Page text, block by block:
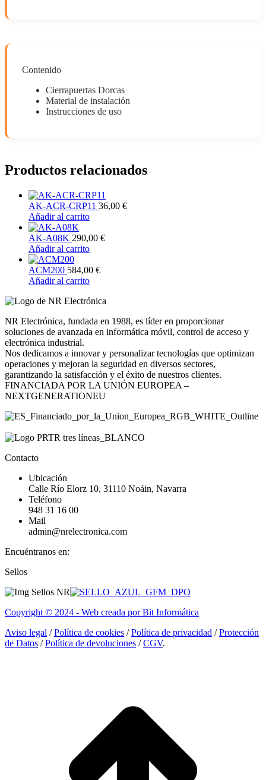
Contenido
Cierrapuertas Dorcas
Material de instalación
Instrucciones de uso
Productos relacionados
AK-ACR-CRP11 36,00 €
Añadir al carrito
AK-A08K 290,00 €
Añadir al carrito
ACM200 584,00 €
Añadir al carrito
NR Electrónica, fundada en 1988, es líder en proporcionar
soluciones de avanzada en informática móvil, control de acceso y
electrónica industrial.
Nos dedicamos a innovar y personalizar tecnologías que optimizan
operaciones y mejoran la seguridad en diversos sectores,
garantizando la satisfacción y el éxito de nuestros clientes.
FINANCIADA POR LA UNIÓN EUROPEA –
NEXTGENERATIONEU
Contacto
Ubicación
Calle Río Elorz 10, 31110 Noáin, Navarra
Teléfono
948 31 16 00
Mail
admin@nrelectronica.com
Encuéntranos en:
Facebook
opens
new
Linkedin
opens
new
Instagram
opens
new
Sellos
Copyright © 2024 - Web creada por Bit Informática
Aviso legal /Política de cookies /Política de privacidad /Protección
de Datos /Política de devoluciones /CGV.